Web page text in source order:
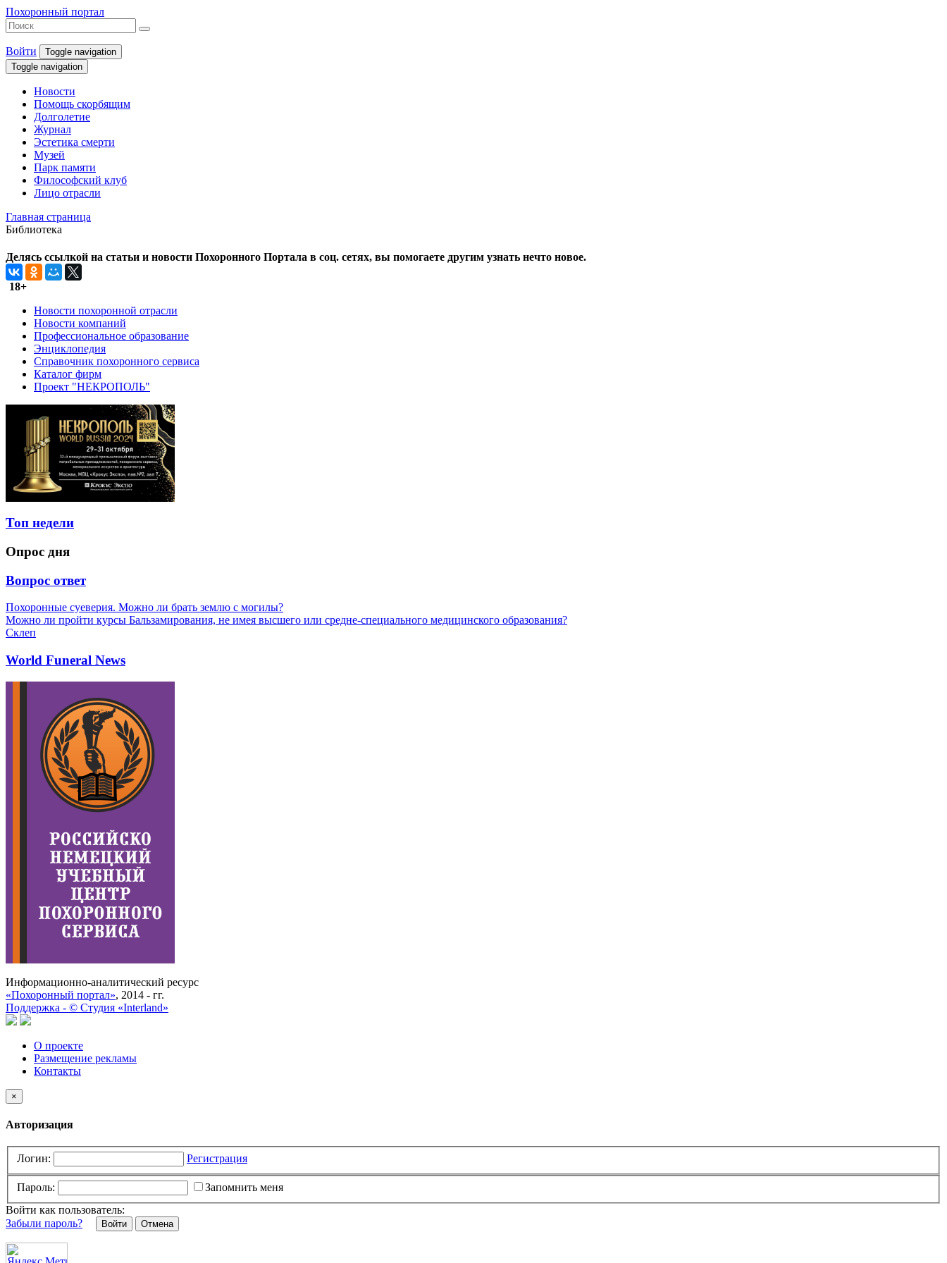
Похоронный портал
Войти
Toggle navigation
Toggle navigation
Новости
Помощь скорбящим
Долголетие
Журнал
Эстетика смерти
Музей
Парк памяти
Философский клуб
Лицо отрасли
Главная страница
Библиотека
Делясь ссылкой на статьи и новости Похоронного Портала в соц. сетях, вы помогаете другим узнать нечто новое.
18+
Новости похоронной отрасли
Новости компаний
Профессиональное образование
Энциклопедия
Справочник похоронного сервиса
Каталог фирм
Проект "НЕКРОПОЛЬ"
Топ недели
Опрос дня
Вопрос ответ
Похоронные суеверия. Можно ли брать землю с могилы?
Можно ли пройти курсы Бальзамирования, не имея высшего или средне-специального медицинского образования?
Склеп
World Funeral News
Информационно-аналитический ресурс
«Похоронный портал», 2014 - гг.
Поддержка - © Cтудия «Interland»
О проекте
Размещение рекламы
Контакты
×
Авторизация
Логин: Регистрация
Пароль:
Запомнить меня
Войти как пользователь:
Забыли пароль?
Отмена